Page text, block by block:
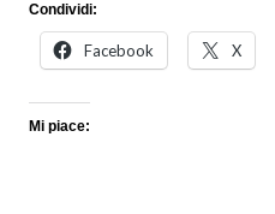
Condividi:
Facebook X
Mi piace: